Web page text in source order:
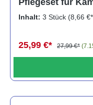
Inhalt: 3 Stück (8,66
25,99 €* 27,99 €*